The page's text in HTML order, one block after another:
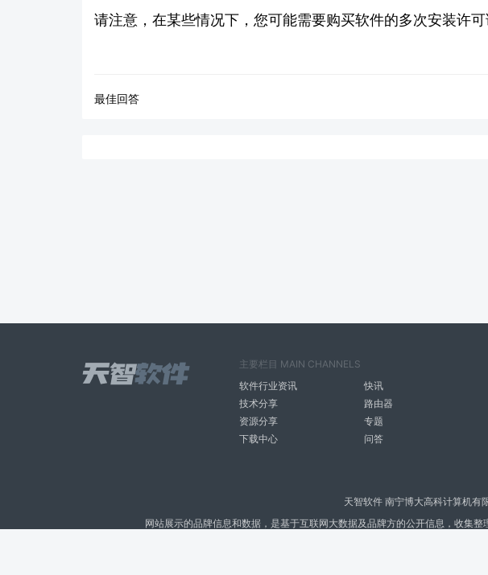
请注意，在某些情况下，您可能需要购买软件的多次安装许可
最佳回答
主要栏目 MAIN CHANNELS
软件行业资讯
快讯
技术分享
路由器
资源分享
专题
下载中心
问答
天智软件 南宁博大高科计算机有
网站展示的品牌信息和数据，是基于互联网大数据及品牌方的公开信息，收集